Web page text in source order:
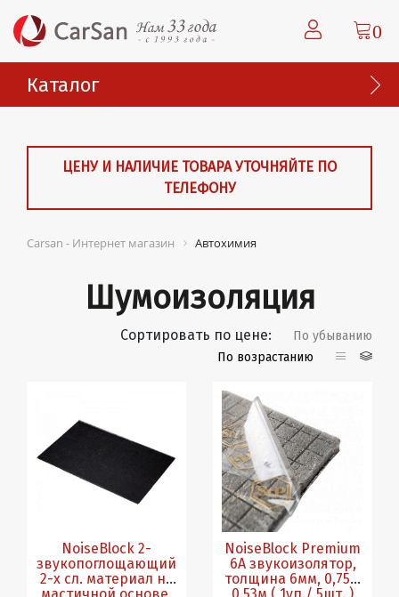
0
Каталог
ЦЕНУ И НАЛИЧИЕ ТОВАРА УТОЧНЯЙТЕ ПО
ТЕЛЕФОНУ
Carsan - Интернет магазин Автохимия
Шумоизоляция
Сортировать по цене:
По убыванию
По возрастанию
NoiseBlock 2-
звукопоглощающий
2-х сл. материал на
NoiseBlock Premium
6А звукоизолятор,
толщина 6мм, 0,75 х